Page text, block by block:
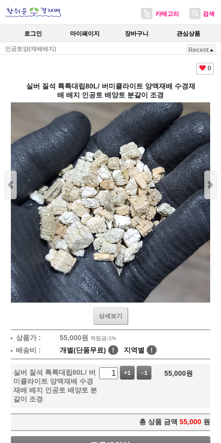
카테고리 검색
로그인 마이페이지 장바구니 관심상품
인공토양(재배배지) Recent
0
실버 질석 특특대립80L/ 버미큘라이트 양액재배 수경재
배 배지 인공토 배양토 분갈이 조경
상세보기
상품가 : 55,000원 적립금:1%
배송비 : 개별(단품무료) ! 지역별 !
실버 질석 특특대립80L/ 버
미큘라이트 양액재배 수경
재배 배지 인공토 배양토 분
갈이 조경
+1 -1 55,000원
총 상품 금액 55,000 원